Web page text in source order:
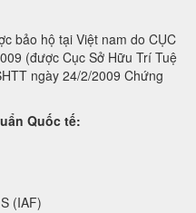
bảo hộ tại Việt nam do CỤC
(được Cục Sở Hữu Trí Tuệ
ngày 24/2/2009 Chứng
Quốc tế:
(IAF)